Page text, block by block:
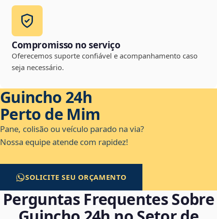
Compromisso no serviço
Oferecemos suporte confiável e acompanhamento caso
seja necessário.
Guincho 24h
Perto de Mim
Pane, colisão ou veículo parado na via?
Nossa equipe atende com rapidez!
SOLICITE SEU ORÇAMENTO
Perguntas Frequentes Sobre